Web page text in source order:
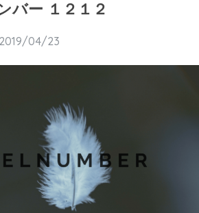
バー １２１２
2019/04/23